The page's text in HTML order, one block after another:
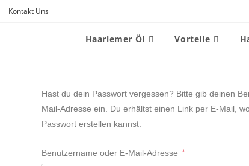
Kontakt Uns​
Haarlemer Öl Vorteile
Hast du dein Passwort vergessen? Bitte gib deinen
Mail-Adresse ein. Du erhältst einen Link per E-Mail,
Passwort erstellen kannst.
Benutzername oder E-Mail-Adresse *